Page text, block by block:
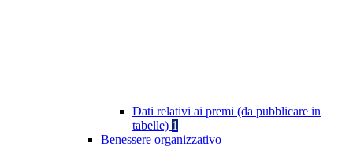
Dati relativi ai premi (da pubblicare in
tabelle) 1
Benessere organizzativo